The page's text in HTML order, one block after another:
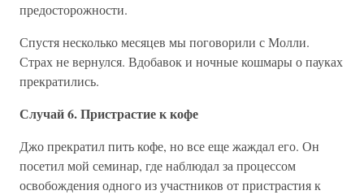
предосторожности.
Спустя несколько месяцев мы поговорили с Молли.
Страх не вернулся. Вдобавок и ночные кошмары о пауках
прекратились.
Случай 6. Пристрастие к кофе
Джо прекратил пить кофе, но все еще жаждал его. Он
посетил мой семинар, где наблюдал за процессом
освобождения одного из участников от пристрастия к